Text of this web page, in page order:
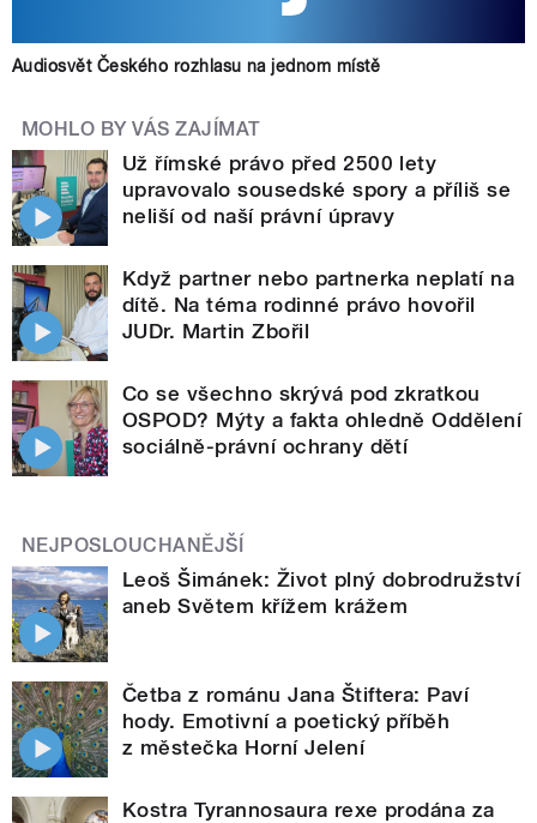
Audiosvět Českého rozhlasu na jednom místě
MOHLO BY VÁS ZAJÍMAT
Už římské právo před 2500 lety
upravovalo sousedské spory a příliš se
neliší od naší právní úpravy
Když partner nebo partnerka neplatí na
dítě. Na téma rodinné právo hovořil
JUDr. Martin Zbořil
Co se všechno skrývá pod zkratkou
OSPOD? Mýty a fakta ohledně Oddělení
sociálně-právní ochrany dětí
NEJPOSLOUCHANĚJŠÍ
Leoš Šimánek: Život plný dobrodružství
aneb Světem křížem krážem
Četba z románu Jana Štiftera: Paví
hody. Emotivní a poetický příběh
z městečka Horní Jelení
Kostra Tyrannosaura rexe prodána za